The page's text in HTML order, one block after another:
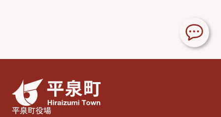
平泉町役場